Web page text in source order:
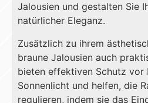
Jalousien und gestalten Sie
natürlicher Eleganz.
Zusätzlich zu ihrem
braune Jalousien auch
bieten effektiven Schutz vor
Sonnenlicht und helfen, die
regulieren, indem sie das